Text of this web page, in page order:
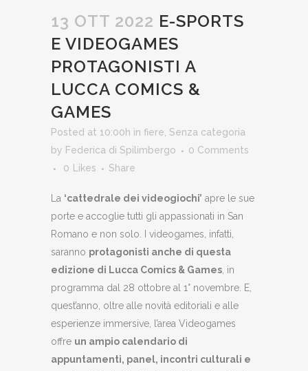
13 OTT 2022 E-SPORTS
E VIDEOGAMES
PROTAGONISTI A
LUCCA COMICS &
GAMES
Posted at 10:00h in fiere, Senza categoria
by Federica di Spilimbergo
0 Comments
0 Likes Share
La ‘cattedrale dei videogiochi’ apre le sue
porte e accoglie tutti gli appassionati in San
Romano e non solo. I videogames, infatti,
saranno protagonisti anche di questa
edizione di Lucca Comics & Games, in
programma dal 28 ottobre al 1° novembre. E,
quest’anno, oltre alle novità editoriali e alle
esperienze immersive, l’area Videogames
offre un ampio calendario di
appuntamenti, panel, incontri culturali e